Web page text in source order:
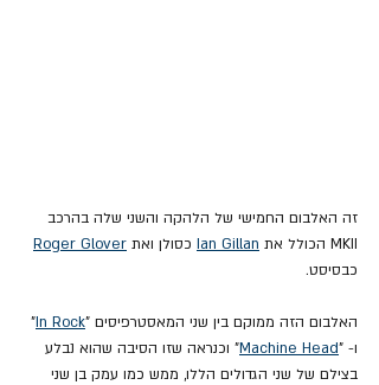
זה האלבום החמישי של הלהקה והשני שלה בהרכב
MKII הכולל את
Ian Gillan כסולן ואת Roger Glover
כבסיסט.
האלבום הזה ממוקם בין שני המאסטרפיסים "In Rock
"
ו- "Machine Head" וכנראה שזו הסיבה שהוא נבלע
בצילם של שני הגדולים הללו, ממש כמו עמק בן שני